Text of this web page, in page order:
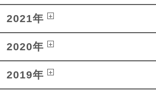
2021年
2020年
2019年